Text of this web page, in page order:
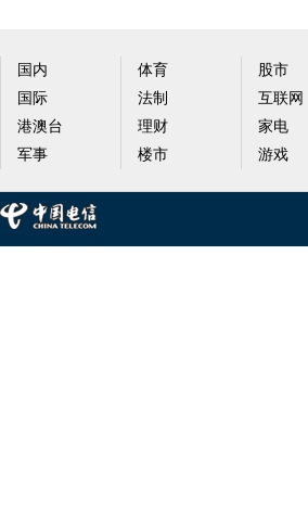
国内
国际
港澳台
军事
体育
法制
理财
楼市
股市
互联网
家电
游戏